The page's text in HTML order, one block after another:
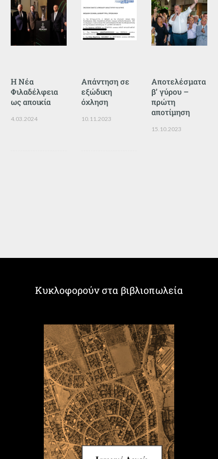
Η Νέα
Φιλαδέλφεια
ως αποικία
4.03.2024
Απάντηση σε
εξώδικη
όχληση
10.11.2023
Αποτελέσματα
β’ γύρου –
πρώτη
αποτίμηση
15.10.2023
Κυκλοφορούν στα βιβλιοπωλεία